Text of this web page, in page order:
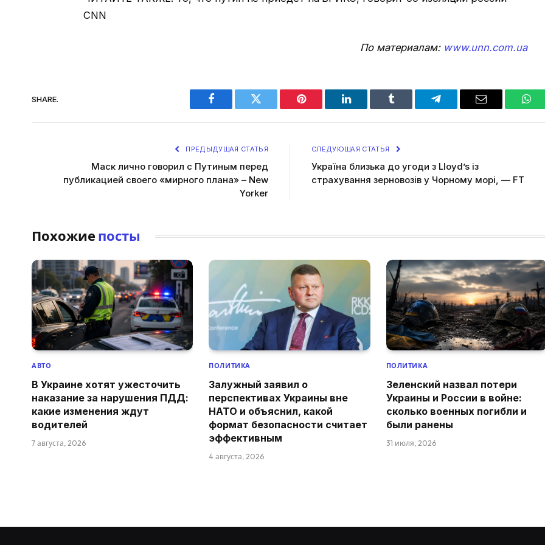
CNN
По материалам: www.unn.com.ua
SHARE.
Facebook Twitter Pinterest LinkedIn Tumblr Telegram Email
ПРЕДЫДУЩАЯ СТАТЬЯ
Маск лично говорил с Путиным перед
публикацией своего «мирного плана» – New
Yorker
СЛЕДУЮЩАЯ СТАТЬЯ
Україна близька до угоди з Lloyd’s із
страхування зерновозів у Чорному морі, — FT
Похожие посты
АВТО
В Украине хотят ужесточить
наказание за нарушения ПДД:
какие изменения ждут
водителей
7 августа, 2026
ПОЛИТИКА
Залужный заявил о
перспективах Украины вне
НАТО и объяснил, какой
формат безопасности считает
эффективным
4 августа, 2026
ПОЛИТИКА
Зеленский назвал потери
Украины и России в войне:
сколько военных погибли и
были ранены
31 июля, 2026